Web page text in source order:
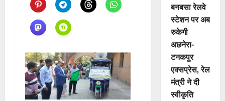
बनबसा रेलवे
स्टेशन पर अब
रुकेगी
अछनेरा-
टनकपुर
एक्सप्रेस, रेल
मंत्री ने दी
स्वीकृति